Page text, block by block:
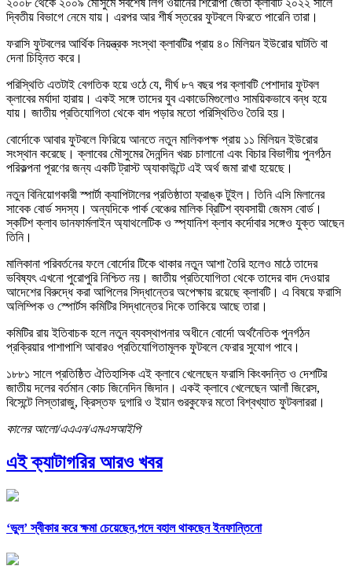
২০০৮ থেকে ২০০৯ মৌসুমে সর্বশেষ লিগ ওয়ানের শিরোপা জেতা ক্লাবটি ২০২২ সালে
দ্বিতীয় বিভাগে নেমে যায়। এরপর আর শীর্ষ স্তরের ফুটবলে ফিরতে পারেনি তারা।
ফরাসি ফুটবলের আর্থিক নিয়ন্ত্রক সংস্থা ক্লাবটির প্রায় ৪০ মিলিয়ন ইউরোর ঘাটতি বা
দেনা চিহ্নিত করে।
পরিস্থিতি এতটাই বেগতিক হয়ে ওঠে যে, দীর্ঘ ৮৭ বছর পর ক্লাবটি পেশাদার ফুটবল
ক্লাবের মর্যাদা হারায়। একই সঙ্গে তাদের যুব একাডেমিগুলোও সাময়িকভাবে বন্ধ হয়ে
যায়। জাতীয় প্রতিযোগিতা থেকে বাদ পড়ার মতো পরিস্থিতিও তৈরি হয়।
বোর্দোকে আবার ফুটবলে ফিরিয়ে আনতে নতুন মালিকপক্ষ প্রায় ১১ মিলিয়ন ইউরোর
সংস্থান করেছে। ক্লাবের মৌসুমের দৈনন্দিন খরচ চালানো এবং বিচার বিভাগীয় পুনর্গঠন
পরিকল্পনা পূরণের জন্য একটি ট্রাস্ট অ্যাকাউন্টে এই অর্থ জমা রাখা হয়েছে।
নতুন বিনিয়োগকারী স্পার্টা ক্যাপিটালের প্রতিষ্ঠাতা ফ্রাঙ্ক টুইল। তিনি এসি মিলানের
সাবেক বোর্ড সদস্য। অন্যদিকে পার্ক বেঞ্চের মালিক ব্রিটিশ ব্যবসায়ী জেমস বোর্ড।
স্কটিশ ক্লাব ডানফার্মলাইন অ্যাথলেটিক ও স্প্যানিশ ক্লাব কর্দোবার সঙ্গেও যুক্ত আছেন
তিনি।
মালিকানা পরিবর্তনের ফলে বোর্দোর টিকে থাকার নতুন আশা তৈরি হলেও মাঠে তাদের
ভবিষ্যৎ এখনো পুরোপুরি নিশ্চিত নয়। জাতীয় প্রতিযোগিতা থেকে তাদের বাদ দেওয়ার
আদেশের বিরুদ্ধে করা আপিলের সিদ্ধান্তের অপেক্ষায় রয়েছে ক্লাবটি। এ বিষয়ে ফরাসি
অলিম্পিক ও স্পোর্টস কমিটির সিদ্ধান্তের দিকে তাকিয়ে আছে তারা।
কমিটির রায় ইতিবাচক হলে নতুন ব্যবস্থাপনার অধীনে বোর্দো অর্থনৈতিক পুনর্গঠন
প্রক্রিয়ার পাশাপাশি আবারও প্রতিযোগিতামূলক ফুটবলে ফেরার সুযোগ পাবে।
১৮৮১ সালে প্রতিষ্ঠিত ঐতিহাসিক এই ক্লাবে খেলেছেন ফরাসি কিংবদন্তি ও দেশটির
জাতীয় দলের বর্তমান কোচ জিনেদিন জিদান। একই ক্লাবে খেলেছেন আলাঁ জিরেস,
বিসেন্টে লিস্তারাজু, ক্রিস্তফ দুগারি ও ইয়ান গুরকুফের মতো বিশ্বখ্যাত ফুটবলাররা।
কালের আলো/এএএন/এমএসআইপি
এই ক্যাটাগরির আরও খবর
‘ভুল’ স্বীকার করে ক্ষমা চেয়েছেন,পদে বহাল থাকছেন ইনফান্তিনো